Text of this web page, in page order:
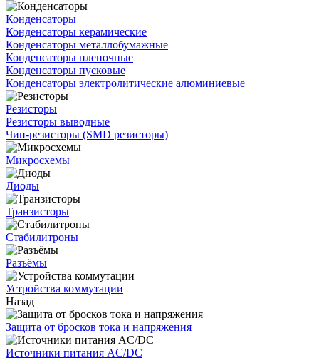
Конденсаторы
Конденсаторы керамические
Конденсаторы металлобумажные
Конденсаторы пленочные
Конденсаторы пусковые
Конденсаторы электролитические алюминиевые
Резисторы
Резисторы выводные
Чип-резисторы (SMD резисторы)
Микросхемы
Диоды
Транзисторы
Стабилитроны
Разъёмы
Устройства коммутации
Назад
Защита от бросков тока и напряжения
Источники питания AC/DC